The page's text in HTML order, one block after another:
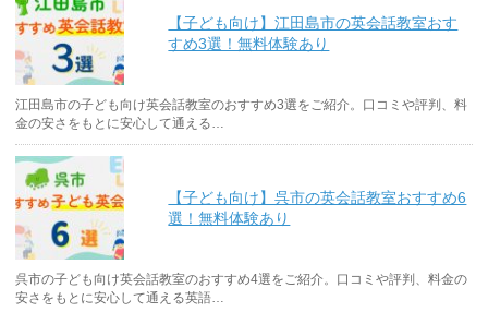
【子ども向け】江田島市の英会話教室おす
すめ3選！無料体験あり
江田島市の子ども向け英会話教室のおすすめ3選をご紹介。口コミや評判、料
金の安さをもとに安心して通える…
【子ども向け】呉市の英会話教室おすすめ6
選！無料体験あり
呉市の子ども向け英会話教室のおすすめ4選をご紹介。口コミや評判、料金の
安さをもとに安心して通える英語…